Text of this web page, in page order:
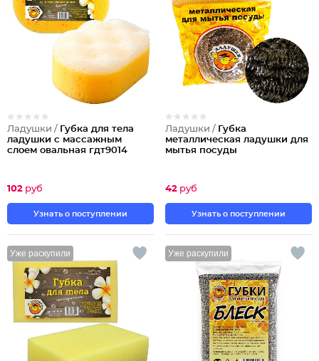
Ладушки / Губка для тела
ладушки с массажным
слоем овальная гдт9014
102 руб
Узнать о поступлении
Ладушки / Губка
металлическая ладушки для
мытья посуды
42 руб
Узнать о поступлении
Уже раскупили Уже раскупили